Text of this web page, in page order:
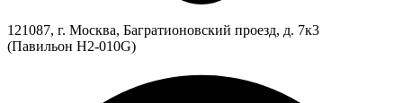
121087, г. Москва, Багратионовский проезд, д. 7к3
(Павильон H2-010G)